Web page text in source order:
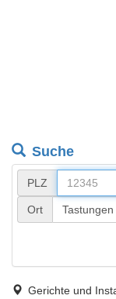
Suche
PLZ
Ort
Gerichte und